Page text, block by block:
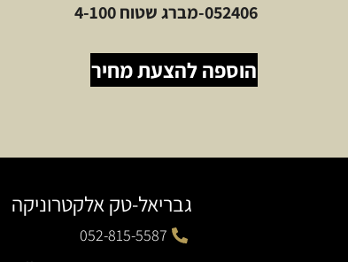
052406-מברג שטוח 4-100
הוספה להצעת מחיר
גבריאל-טק אלקטרוניקה
052-815-5587